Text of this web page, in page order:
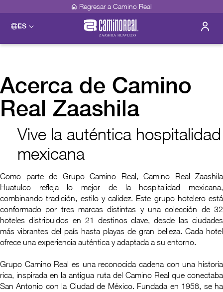
Regresar a Camino Real
ES
Acerca de Camino
Real Zaashila
Vive la auténtica hospitalidad
mexicana
Como parte de Grupo Camino Real, Camino Real Zaashila
Huatulco refleja lo mejor de la hospitalidad mexicana,
combinando tradición, estilo y calidez. Este grupo hotelero está
conformado por tres marcas distintas y una colección de 32
hoteles distribuidos en 21 destinos clave, desde las ciudades
más vibrantes del país hasta playas de gran belleza. Cada hotel
ofrece una experiencia auténtica y adaptada a su entorno.
Grupo Camino Real es una reconocida cadena con una historia
rica, inspirada en la antigua ruta del Camino Real que conectaba
San Antonio con la Ciudad de México. Fundada en 1958, se ha